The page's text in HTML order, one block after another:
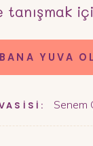
tanışmak
BANA YUVA
Senem